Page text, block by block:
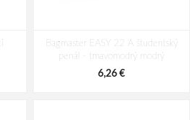
42/46 L
141,92 €
Bagmaster EASY 22 A študentský
penál - tmavomodrý modrý
6,26 €